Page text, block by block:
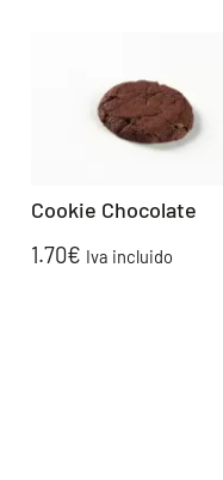
Cookie Chocolate
1.70€ Iva incluido